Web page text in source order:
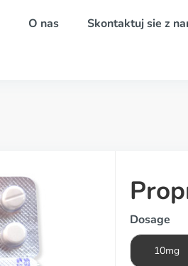
O nas Skontaktuj sie z
Dosage
10mg